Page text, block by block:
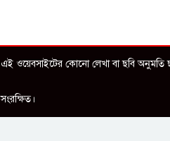
এই ওয়েবসাইটের কোনো লেখা বা ছবি অনুমতি
সংরক্ষিত।